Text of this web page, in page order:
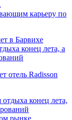
карьеру по
конец лета, а
отель Radisson
рынке